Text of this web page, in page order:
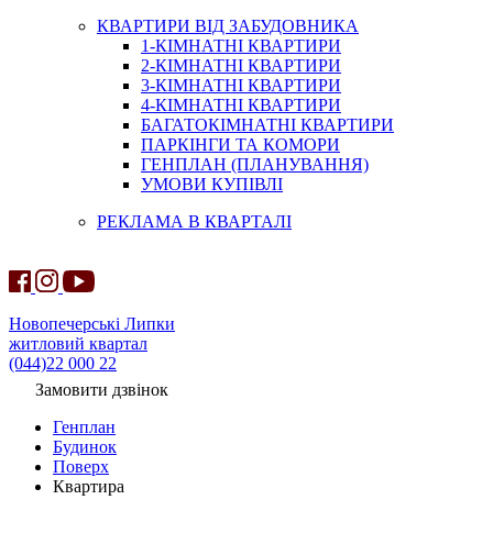
КВАРТИРИ ВІД ЗАБУДОВНИКА
1-КІМНАТНІ КВАРТИРИ
2-КІМНАТНІ КВАРТИРИ
3-КІМНАТНІ КВАРТИРИ
4-КІМНАТНІ КВАРТИРИ
БАГАТОКІМНАТНІ КВАРТИРИ
ПАРКІНГИ ТА КОМОРИ
ГЕНПЛАН (ПЛАНУВАННЯ)
УМОВИ КУПІВЛІ
РЕКЛАМА В КВАРТАЛІ
Новопечерські Липки
житловий квартал
(044)22 000 22
Замовити дзвінок
Генплан
Будинок
Поверх
Квартира